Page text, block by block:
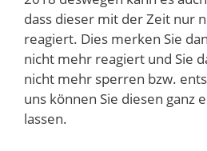
dass dieser mit der Zeit nur
reagiert. Dies merken Sie
nicht mehr reagiert und Sie
nicht mehr sperren bzw.
uns können Sie diesen ganz
lassen.